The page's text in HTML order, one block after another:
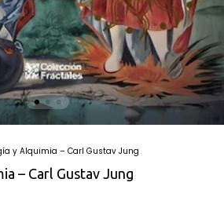
y Alquimia – Carl Gustav Jung
– Carl Gustav Jung